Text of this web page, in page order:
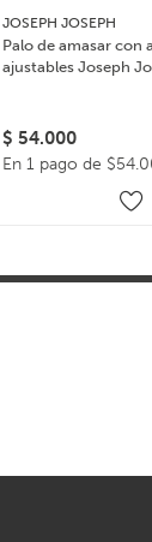
JOSEPH JOSEPH
Palo de amasar con
ajustables Joseph
$ 54.000
En 1 pago de